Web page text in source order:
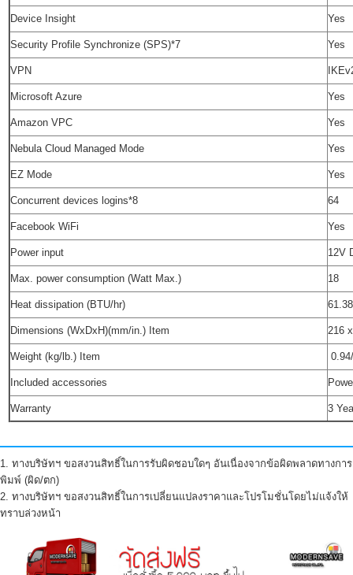
Device Insight Yes
Security Profile Synchronize (SPS)*7 Yes
VPN
Microsoft Azure Yes
Amazon VPC Yes
Nebula Cloud Managed Mode Yes
EZ Mode Yes
Concurrent devices logins*8 64
Facebook WiFi Yes
Power input 12V
Max. power consumption (Watt Max.) 18
Heat dissipation (BTU/hr) 61.38
Dimensions (WxDxH)(mm/in.) Item 216
Weight (kg/lb.) Item
Included accessories
Warranty 3
1. ทางบริษัทฯ ขอสงวนสิทธิ์ในการรับผิดชอบใดๆ อันเนื่องจากข้อผิดพลาดทางการ
พิมพ์ (ผิด/ตก)
2. ทางบริษัทฯ ขอสงวนสิทธิ์ในการเปลี่ยนแปลงราคาและโปรโมชั่นโดยไม่แจ้งให้
ทราบล่วงหน้า